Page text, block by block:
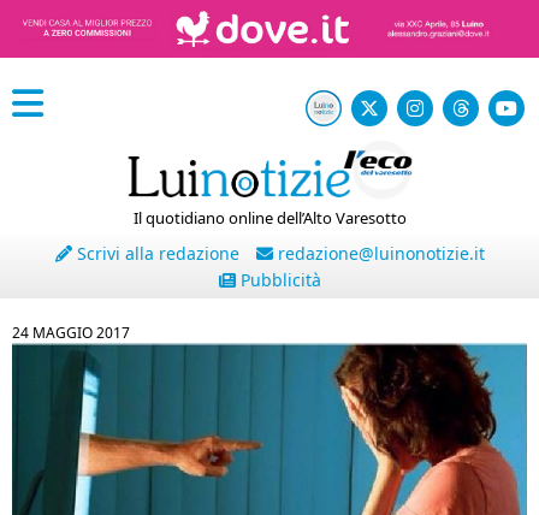
Il quotidiano online dell’Alto Varesotto
Scrivi alla redazione
redazione@luinonotizie.it
Pubblicità
24 MAGGIO 2017